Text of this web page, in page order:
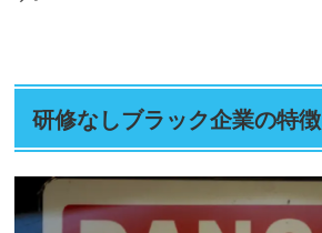
研修なしブラック企業の特徴